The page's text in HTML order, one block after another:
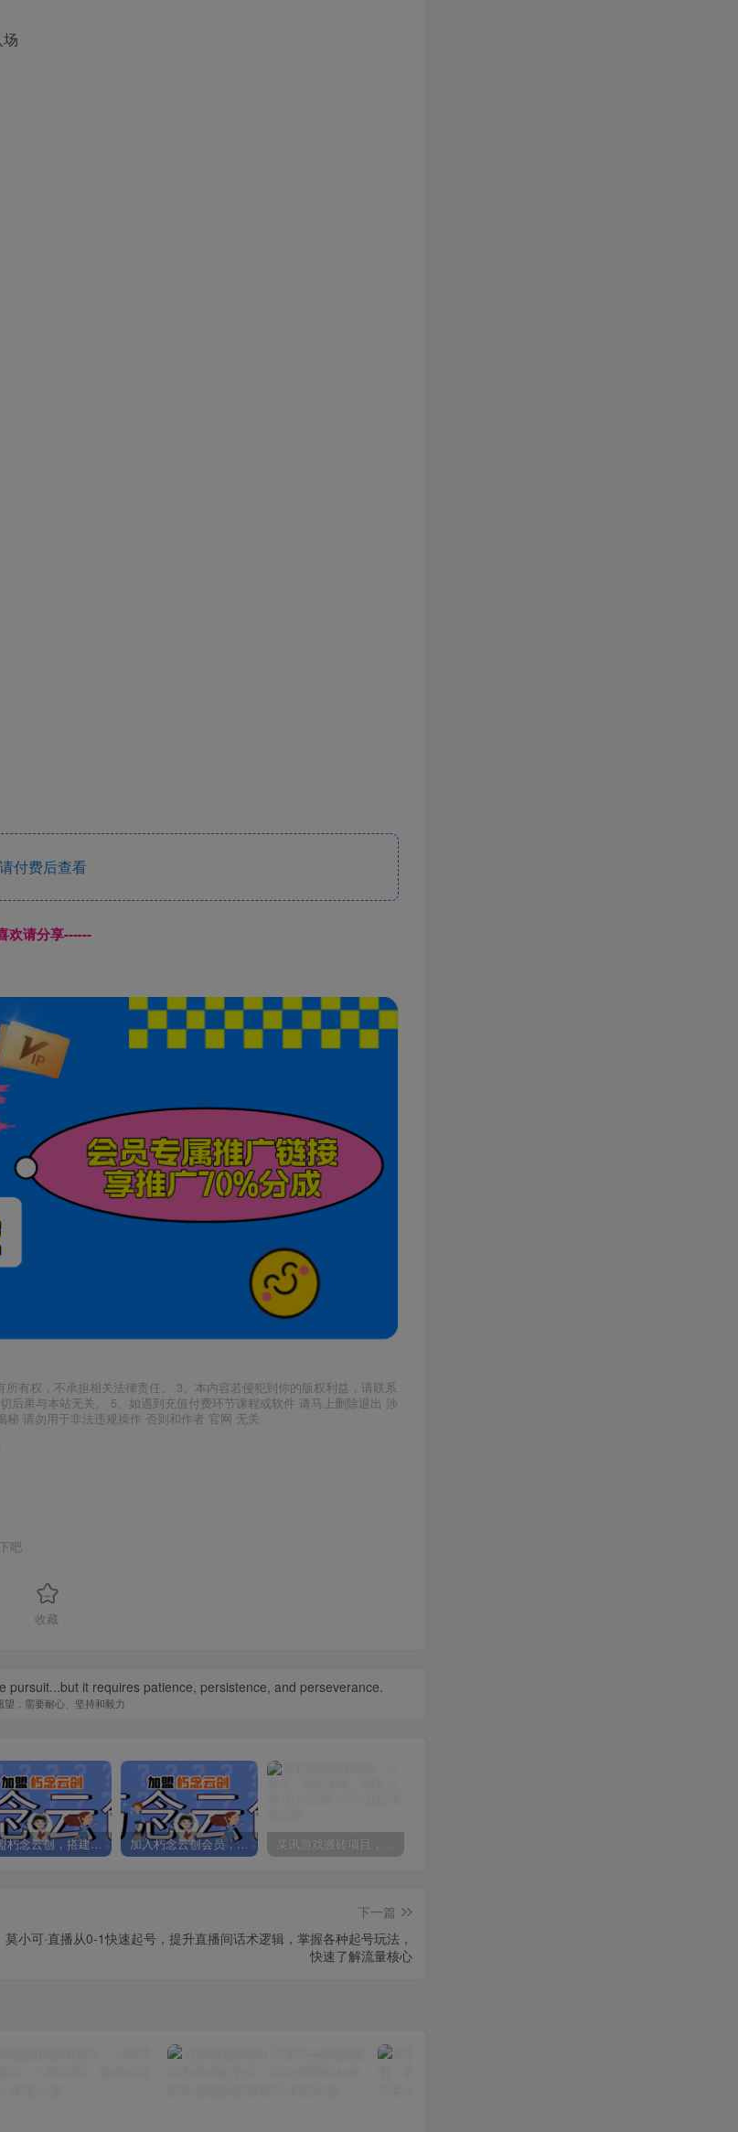
付费后查看
欢请分享------
有权，不承担相关法律责任。 3、本内容若侵犯到你的版权利益，请联系
后果与本站无关。 5、如遇到充值付费环节课程或软件 请马上删除退出 涉
请勿用于非法违规操作 否则和作者 官网 无关
吧
收藏
it requires patience, persistence, and perseverance.
，需要耐心、坚持和毅力
加盟朽念云创，搭建同款项目资源站，实现日入2000+ 加入朽念云创会员，全站资源免费学习。 某讯游戏搬砖项目，0投入，可以挂机，轻松上手,月入3000+上不封顶
下一篇
莫小可·直播从0-1快速起号，​提升直播间话术逻辑，掌握各种起号玩法，
快速了解流量核心